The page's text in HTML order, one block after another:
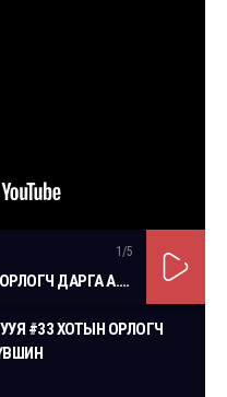
1 /5
ТОМЧУУДААС АСУУЯ #33 ХОТЫН ОРЛОГЧ ДАРГА А.АМАРТҮВШИН
#33 ХОТЫН ОРЛОГЧ